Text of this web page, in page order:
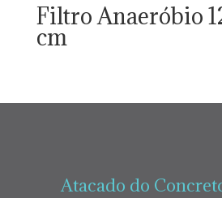
Filtro Anaeróbio
cm
Atacado do